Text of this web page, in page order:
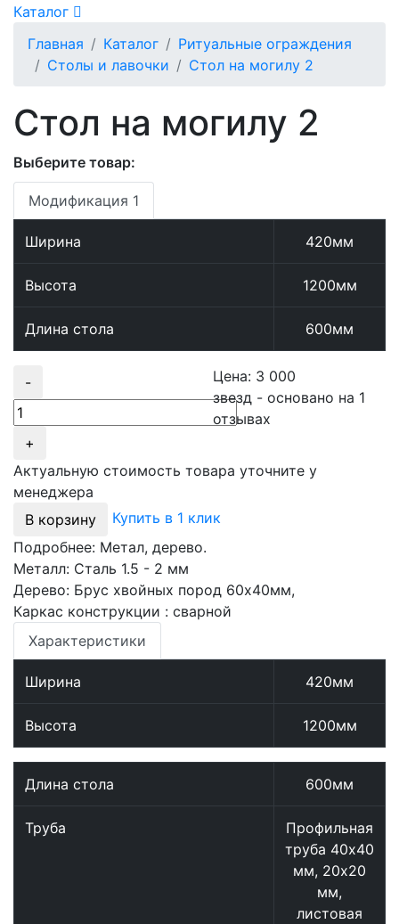
Каталог
Главная
Каталог
Ритуальные ограждения
Столы и лавочки
Стол на могилу 2
Стол на могилу 2
Выберите товар:
Модификация 1
Ширина 420мм
Высота 1200мм
Длина стола 600мм
-
+
Цена: 3 000
звезд - основано на 1
отзывах
Актуальную стоимость товара уточните у
менеджера
В корзину
Купить в 1 клик
Подробнее: Метал, дерево.
Металл: Сталь 1.5 - 2 мм
Дерево: Брус хвойных пород 60х40мм,
Каркас конструкции : сварной
Характеристики
Ширина 420мм
Высота 1200мм
Длина стола 600мм
Труба
Профильная
труба 40х40
мм, 20х20
мм,
листовая